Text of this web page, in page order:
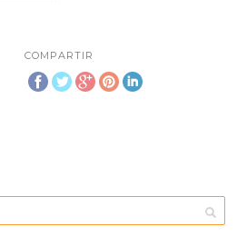
COMPARTIR